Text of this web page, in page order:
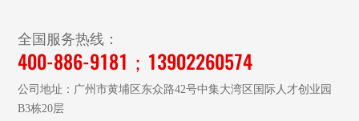
全国服务热线：
400-886-9181；13902260574
公司地址：广州市黄埔区东众路42号中集大湾区国际人才创业园
B3栋20层